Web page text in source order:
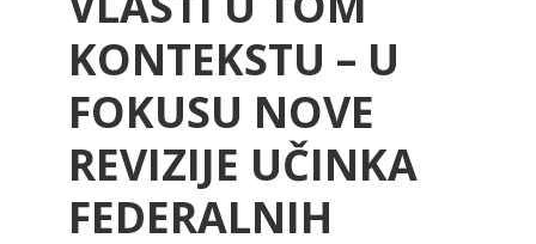
KONTEKSTU – U
FOKUSU NOVE
REVIZIJE UČINKA
FEDERALNIH